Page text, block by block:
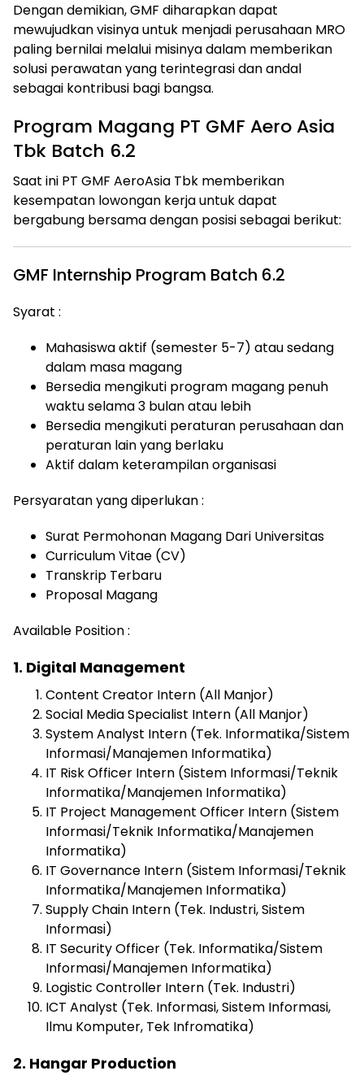
Dengan demikian, GMF diharapkan dapat
mewujudkan visinya untuk menjadi perusahaan MRO
paling bernilai melalui misinya dalam memberikan
solusi perawatan yang terintegrasi dan andal
sebagai kontribusi bagi bangsa.
Program Magang PT GMF Aero Asia
Tbk Batch 6.2
Saat ini PT GMF AeroAsia Tbk memberikan
kesempatan lowongan kerja untuk dapat
bergabung bersama dengan posisi sebagai berikut:
GMF Internship Program Batch 6.2
Syarat :
Mahasiswa aktif (semester 5-7) atau sedang
dalam masa magang
Bersedia mengikuti program magang penuh
waktu selama 3 bulan atau lebih
Bersedia mengikuti peraturan perusahaan dan
peraturan lain yang berlaku
Aktif dalam keterampilan organisasi
Persyaratan yang diperlukan :
Surat Permohonan Magang Dari Universitas
Curriculum Vitae (CV)
Transkrip Terbaru
Proposal Magang
Available Position :
1. Digital Management
Content Creator Intern (All Manjor)
Social Media Specialist Intern (All Manjor)
System Analyst Intern (Tek. Informatika/Sistem
Informasi/Manajemen Informatika)
IT Risk Officer Intern (Sistem Informasi/Teknik
Informatika/Manajemen Informatika)
IT Project Management Officer Intern (Sistem
Informasi/Teknik Informatika/Manajemen
Informatika)
IT Governance Intern (Sistem Informasi/Teknik
Informatika/Manajemen Informatika)
Supply Chain Intern (Tek. Industri, Sistem
Informasi)
IT Security Officer (Tek. Informatika/Sistem
Informasi/Manajemen Informatika)
Logistic Controller Intern (Tek. Industri)
ICT Analyst (Tek. Informasi, Sistem Informasi,
Ilmu Komputer, Tek Infromatika)
2. Hangar Production